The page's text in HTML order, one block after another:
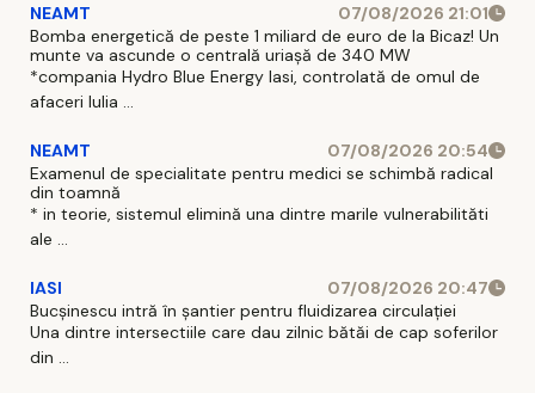
NEAMT
07/08/2026 21:01
Bomba energetică de peste 1 miliard de euro de la Bicaz! Un
munte va ascunde o centrală uriașă de 340 MW
*compania Hydro Blue Energy Iasi, controlată de omul de
afaceri Iulia ...
NEAMT
07/08/2026 20:54
Examenul de specialitate pentru medici se schimbă radical
din toamnă
* in teorie, sistemul elimină una dintre marile vulnerabilităti
ale ...
IASI
07/08/2026 20:47
Bucșinescu intră în șantier pentru fluidizarea circulației
Una dintre intersectiile care dau zilnic bătăi de cap soferilor
din ...